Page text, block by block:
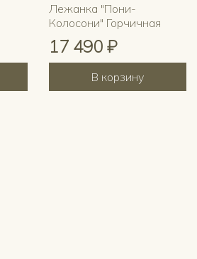
Лежанка "Пони-
Колосони" Горчичная
17 490 ₽
В корзину